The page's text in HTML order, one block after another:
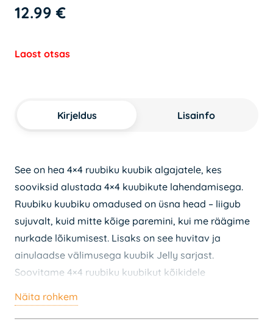
12.99€
Laost otsas
Kirjeldus Lisainfo
See on hea 4×4 ruubiku kuubik algajatele, kes
sooviksid alustada 4×4 kuubikute lahendamisega.
Ruubiku kuubiku omadused on üsna head – liigub
sujuvalt, kuid mitte kõige paremini, kui me räägime
nurkade lõikumisest. Lisaks on see huvitav ja
ainulaadse välimusega kuubik Jelly sarjast.
Soovitame 4×4 ruubiku kuubikut kõikidele
panna.
Näita rohkem